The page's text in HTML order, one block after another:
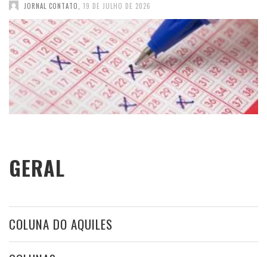
JORNAL CONTATO 19 DE JULHO DE 2026
GERAL
COLUNA DO AQUILES